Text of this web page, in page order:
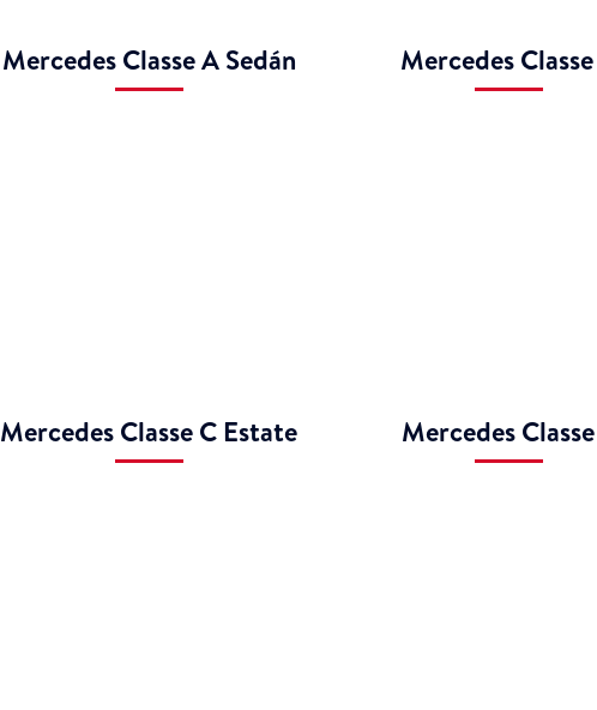
Mercedes Classe A Sedán Mercedes
Mercedes Classe C Estate Mercedes